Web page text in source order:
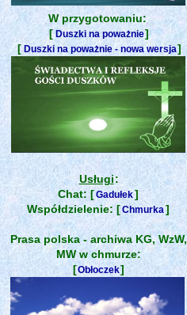
W przygotowaniu:
[ Duszki na poważnie]
[ Duszki na poważnie - nowa wersja]
Usługi:
Chat: [Gadułek]
Współdzielenie: [Chmurka]
Prasa polska - archiwa KG, WzW,
MW w chmurze:
[Obłoczek]